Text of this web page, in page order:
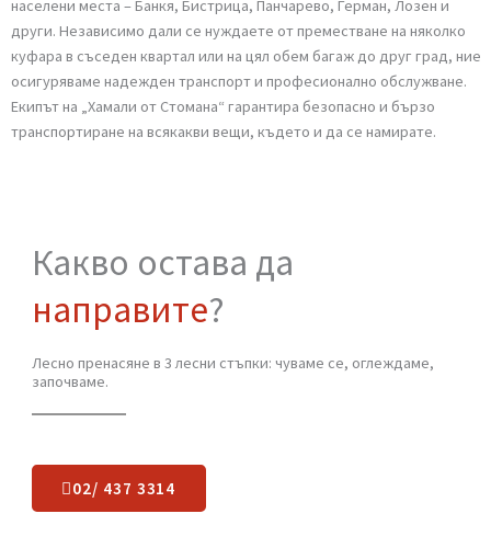
нашите силни страни. От стъклени лампи и електроника до
антикварни вещи и ценни сувенири – ние подхождаме с грижа
всеки предмет. Използваме професионални опаковъчни
материали и техники, които гарантират безопасност и сигурност
по време на пренасянето. Благодарение на нашия опит, Вашият
багаж пристига на новото място без поражения.
населени места – Банкя, Бистрица, Панчарево, Герман, Лозен и
други. Независимо дали се нуждаете от преместване на няколко
куфара в съседен квартал или на цял обем багаж до друг град,
осигуряваме надежден транспорт и професионално обслужване.
Екипът на „Хамали от Стомана“ гарантира безопасно и бързо
транспортиране на всякакви вещи, където и да се намирате.
Какво остава да